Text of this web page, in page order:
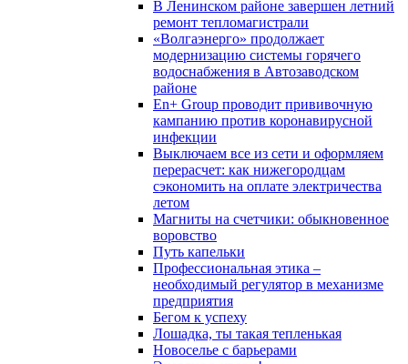
В Ленинском районе завершен летний
ремонт тепломагистрали
«Волгаэнерго» продолжает
модернизацию системы горячего
водоснабжения в Автозаводском
районе
En+ Group проводит прививочную
кампанию против коронавирусной
инфекции
Выключаем все из сети и оформляем
перерасчет: как нижегородцам
сэкономить на оплате электричества
летом
Магниты на счетчики: обыкновенное
воровство
Путь капельки
Профессиональная этика –
необходимый регулятор в механизме
предприятия
Бегом к успеху
Лошадка, ты такая тепленькая
Новоселье с барьерами